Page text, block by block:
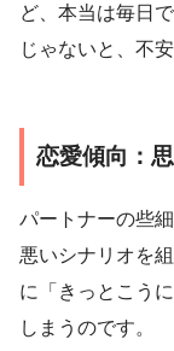
ど、本当は毎日
じゃないと、不
恋愛傾向：
パートナーの些
悪いシナリオを
に「きっとこう
しまうのです。